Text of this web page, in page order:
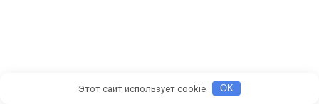
Этот сайт использует cookie OK